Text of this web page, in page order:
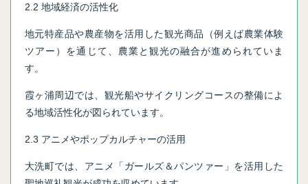
2.2 地域経済の活性化
地元特産品や農産物を活用した観光商品（例えば農業体験
ツアー）を通じて、農業と観光の融合が進められていま
す。
霞ヶ浦周辺では、観光船やサイクリングコースの整備によ
る地域活性化が図られています。
2.3 アニメやポップカルチャーの活用
大洗町では、アニメ「ガールズ＆パンツァー」を活用した